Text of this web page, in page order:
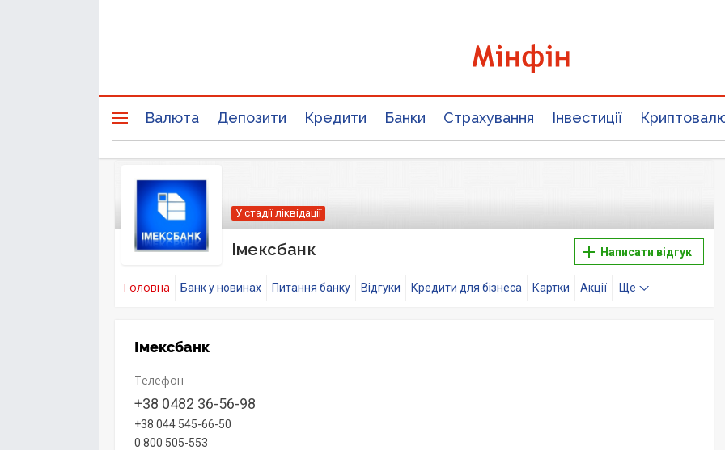
Валюта Депозити Кредити Банки Страхування Інвестиції
Імексбанк
У стадії ліквідації
Написати відгук
Головна Банк у новинах Питання банку Відгуки Кредити для бізнеса Картки Акції Ще
Імексбанк
Телефон
+38 0482 36-56-98
+38 044 545-66-50
0 800 505-553